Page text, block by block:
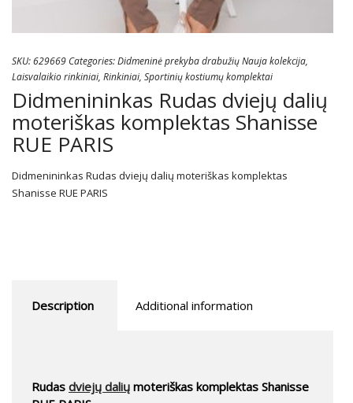
SKU:629669 Categories:Didmeninė prekyba drabužių Nauja kolekcija,
Laisvalaikio rinkiniai, Rinkiniai, Sportinių kostiumų komplektai
Didmenininkas Rudas dviejų dalių
moteriškas komplektas Shanisse
RUE PARIS
Didmenininkas Rudas dviejų dalių moteriškas komplektas
Shanisse RUE PARIS
Description Additional information
Rudas dviejų dalių moteriškas komplektas Shanisse